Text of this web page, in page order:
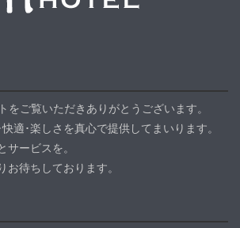
をご覧いただきありがとうございます。
適･楽しさを真心で提供してまいります。
サービスを。
お待ちしております。